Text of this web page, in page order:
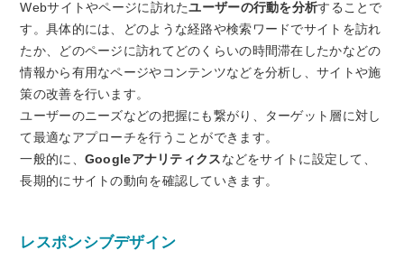
Webサイトやページに訪れたユーザーの行動を分析することで
す。具体的には、どのような経路や検索ワードでサイトを訪れ
たか、どのページに訪れてどのくらいの時間滞在したかなどの
情報から有用なページやコンテンツなどを分析し、サイトや施
策の改善を行います。
ユーザーのニーズなどの把握にも繋がり、ターゲット層に対し
て最適なアプローチを行うことができます。
一般的に、 Googleアナリティクス などをサイトに設定して、
長期的にサイトの動向を確認していきます。
レスポンシブデザイン